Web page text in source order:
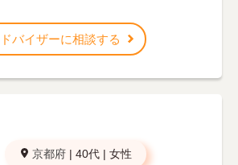
バイザーに相談する
京都府 | 40代 | 女性